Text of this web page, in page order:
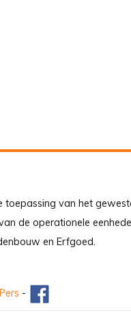
toepassing van het
de operationele
en Erfgoed.
Pers -